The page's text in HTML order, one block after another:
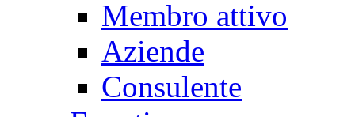
Membro attivo
Aziende
Consulente